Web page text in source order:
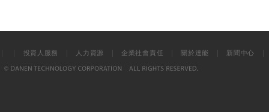
投資人服務 人力資源 |企業社會責任 關於達能 新聞中心